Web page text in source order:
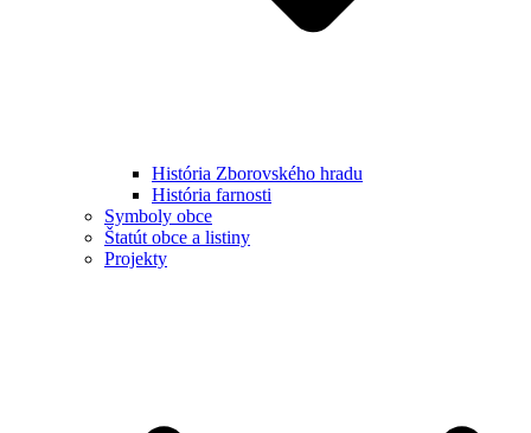
História Zborovského hradu
História farnosti
Symboly obce
Štatút obce a listiny
Projekty